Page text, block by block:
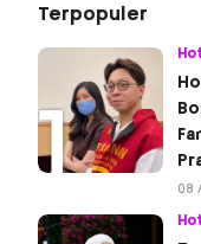
Terpopuler
08